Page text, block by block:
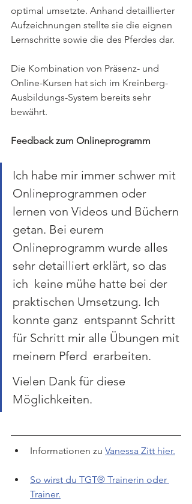
optimal umsetzte. Anhand detaillierter
Aufzeichnungen stellte sie die eignen
Lernschritte sowie die des Pferdes dar.
Die Kombination von Präsenz- und
Online-Kursen hat sich im Kreinberg-
Ausbildungs-System bereits sehr
bewährt.
Feedback zum Onlineprogramm
Ich habe mir immer schwer mit
Onlineprogrammen oder
lernen von Videos und Büchern
getan. Bei eurem
Onlineprogramm wurde alles
sehr detailliert erklärt, so das
ich  keine mühe hatte bei der
praktischen Umsetzung. Ich
konnte ganz  entspannt Schritt
für Schritt mir alle Übungen mit
meinem Pferd  erarbeiten.
Vielen Dank für diese
Möglichkeiten.
Informationen zu Vanessa Zitt hier.
So wirst du TGT® Trainerin oder
Trainer.